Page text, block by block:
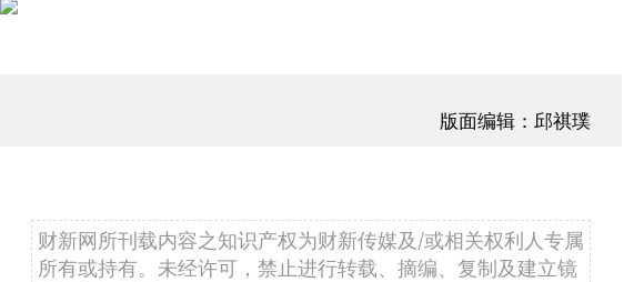
版面编辑：邱祺璞
财新网所刊载内容之知识产权为财新传媒及/或相关权利人专属
所有或持有。未经许可，禁止进行转载、摘编、复制及建立镜